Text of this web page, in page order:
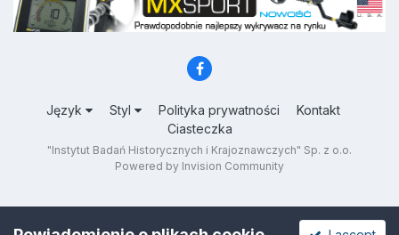
Język Styl Polityka prywatności
Kontakt
Ciasteczka
"Instytut Badań Historycznych i Krajoznawczych" Sp. z o.o.
Powered by Invision Community